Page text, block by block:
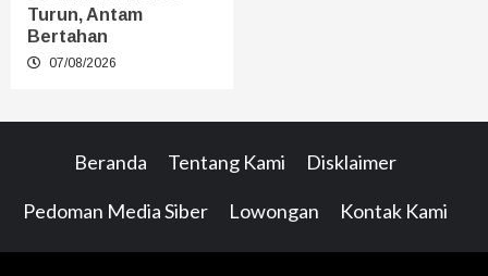
Turun, Antam
Bertahan
07/08/2026
Beranda Tentang Kami Disklaimer
Pedoman Media Siber Lowongan Kontak Kami